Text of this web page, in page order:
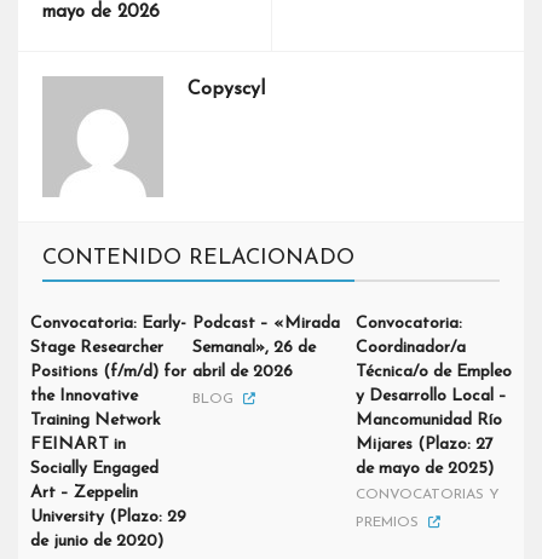
mayo de 2026
Copyscyl
CONTENIDO RELACIONADO
Convocatoria: Early-
Stage Researcher
Positions (f/m/d) for
the Innovative
Training Network
FEINART in
Socially Engaged
Art – Zeppelin
University (Plazo: 29
de junio de 2020)
Podcast – «Mirada
Semanal», 26 de
abril de 2026
BLOG
Convocatoria:
Coordinador/a
Técnica/o de Empleo
y Desarrollo Local –
Mancomunidad Río
Mijares (Plazo: 27
de mayo de 2025)
CONVOCATORIAS Y
PREMIOS